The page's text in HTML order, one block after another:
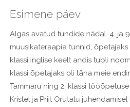
Esimene päev
Algas avatud tundide nädal. 4. ja
muusikateraapia tunnid, õpetajaks
klassi inglise keelt andis tubli
klassi õpetajaks oli täna meie
Tammaru ning 2. klassi
Kristel ja Priit Orutalu